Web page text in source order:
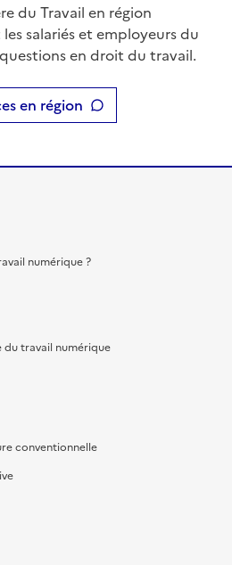
du Travail en région
salariés et employeurs du
en droit du travail.
en région
numérique ?
du travail numérique
conventionnelle